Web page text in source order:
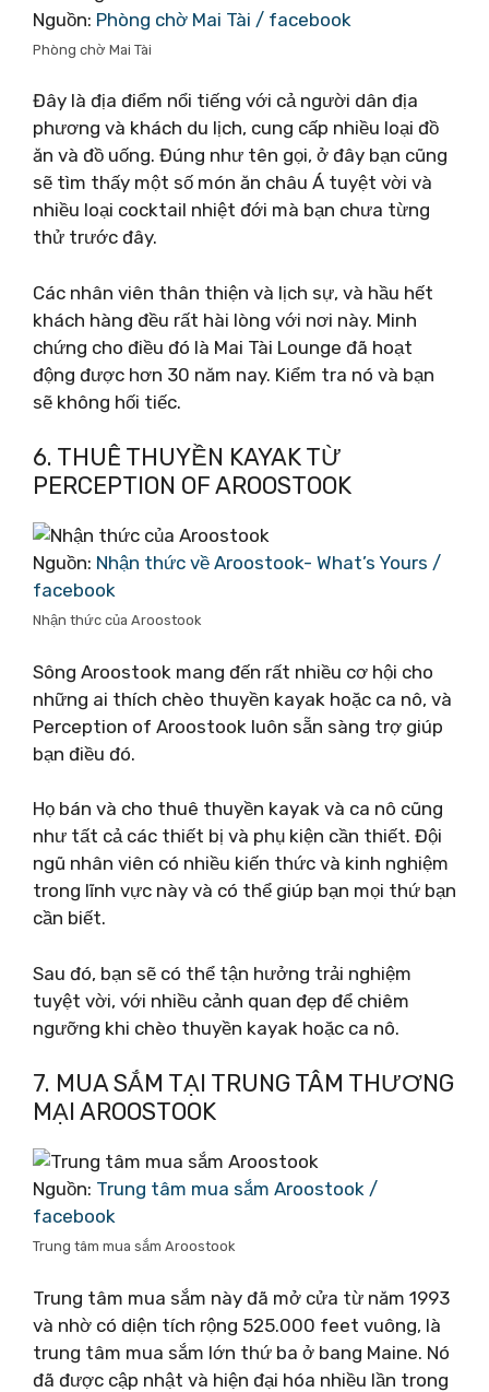
Nguồn: Phòng chờ Mai Tài / facebook
Phòng chờ Mai Tài
Đây là địa điểm nổi tiếng với cả người dân địa
phương và khách du lịch, cung cấp nhiều loại đồ
ăn và đồ uống. Đúng như tên gọi, ở đây bạn cũng
sẽ tìm thấy một số món ăn châu Á tuyệt vời và
nhiều loại cocktail nhiệt đới mà bạn chưa từng
thử trước đây.
Các nhân viên thân thiện và lịch sự, và hầu hết
khách hàng đều rất hài lòng với nơi này. Minh
chứng cho điều đó là Mai Tài Lounge đã hoạt
động được hơn 30 năm nay. Kiểm tra nó và bạn
sẽ không hối tiếc.
6. THUÊ THUYỀN KAYAK TỪ
PERCEPTION OF AROOSTOOK
Nguồn: Nhận thức về Aroostook- What’s Yours /
facebook
Nhận thức của Aroostook
Sông Aroostook mang đến rất nhiều cơ hội cho
những ai thích chèo thuyền kayak hoặc ca nô, và
Perception of Aroostook luôn sẵn sàng trợ giúp
bạn điều đó.
Họ bán và cho thuê thuyền kayak và ca nô cũng
như tất cả các thiết bị và phụ kiện cần thiết. Đội
ngũ nhân viên có nhiều kiến ​​thức và kinh nghiệm
trong lĩnh vực này và có thể giúp bạn mọi thứ bạn
cần biết.
Sau đó, bạn sẽ có thể tận hưởng trải nghiệm
tuyệt vời, với nhiều cảnh quan đẹp để chiêm
ngưỡng khi chèo thuyền kayak hoặc ca nô.
7. MUA SẮM TẠI TRUNG TÂM THƯƠNG
MẠI AROOSTOOK
Nguồn: Trung tâm mua sắm Aroostook /
facebook
Trung tâm mua sắm Aroostook
Trung tâm mua sắm này đã mở cửa từ năm 1993
và nhờ có diện tích rộng 525.000 feet vuông, là
trung tâm mua sắm lớn thứ ba ở bang Maine. Nó
đã được cập nhật và hiện đại hóa nhiều lần trong